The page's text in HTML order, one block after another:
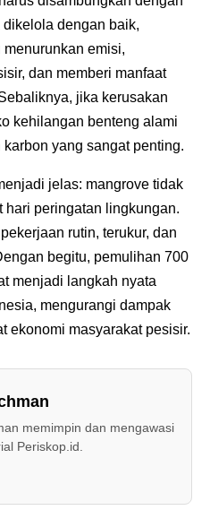
dengan baik,
emisi,
dan memberi manfaat
jika kerusakan
kehilangan benteng alami
yang sangat penting.
jelas: mangrove tidak
hari peringatan lingkungan.
rutin, terukur, dan
begitu, pemulihan 700
menjadi langkah nyata
mengurangi dampak
ekonomi masyarakat pesisir.
memimpin dan mengawasi
Periskop.id.